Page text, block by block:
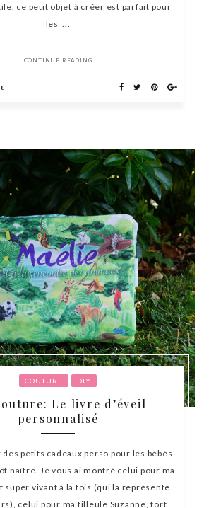
ce petit objet à créer est parfait pour
les ...
CONTINUE READING
COUTURE DIY
Le livre d’éveil
personnalisé
des petits cadeaux perso pour les bébés
naître. Je vous ai montré celui pour ma
super vivant à la fois (qui la représente
celui pour ma filleule Suzanne, fort